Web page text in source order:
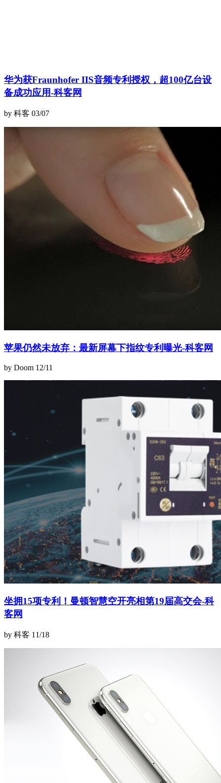
华为获Fraunhofer IIS音频专利授权，超100亿台设
备成功应用-科客网
by 科客 03/07
苹果仍然未放弃：最新屏幕下指纹专利曝光-科客网
by Doom 12/11
坐拥15项专利！曼顿智慧空开亮相第19届高交会-科
客网
by 科客 11/18